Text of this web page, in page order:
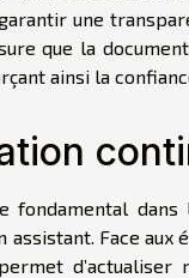
une
que la
ainsi la
fondamental
assistant. Face